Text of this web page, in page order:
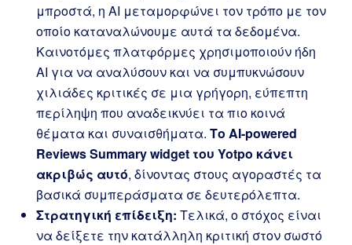
μπροστά, η AI μεταμορφώνει τον τρόπο με τον
οποίο καταναλώνουμε αυτά τα δεδομένα.
Καινοτόμες πλατφόρμες χρησιμοποιούν ήδη
AI για να αναλύσουν και να συμπυκνώσουν
χιλιάδες κριτικές σε μια γρήγορη, εύπεπτη
περίληψη που αναδεικνύει τα πιο κοινά
θέματα και συναισθήματα. Το AI-powered
Reviews Summary widget του Yotpo κάνει
ακριβώς αυτό, δίνοντας στους αγοραστές τα
βασικά συμπεράσματα σε δευτερόλεπτα.
Στρατηγική επίδειξη: Τελικά, ο στόχος είναι
να δείξετε την κατάλληλη κριτική στον σωστό